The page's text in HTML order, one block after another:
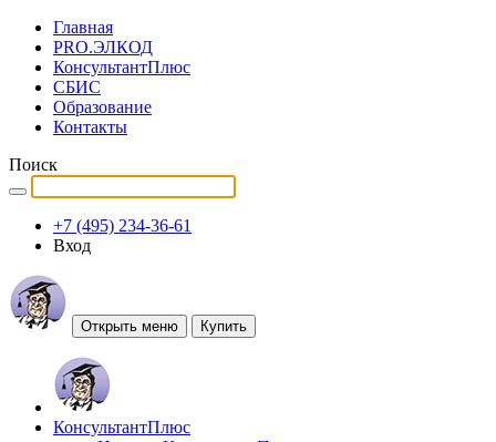
Главная
PRO.ЭЛКОД
КонсультантПлюс
СБИС
Образование
Контакты
Поиск
+7 (495) 234-36-61
Вход
Открыть меню Купить
КонсультантПлюс